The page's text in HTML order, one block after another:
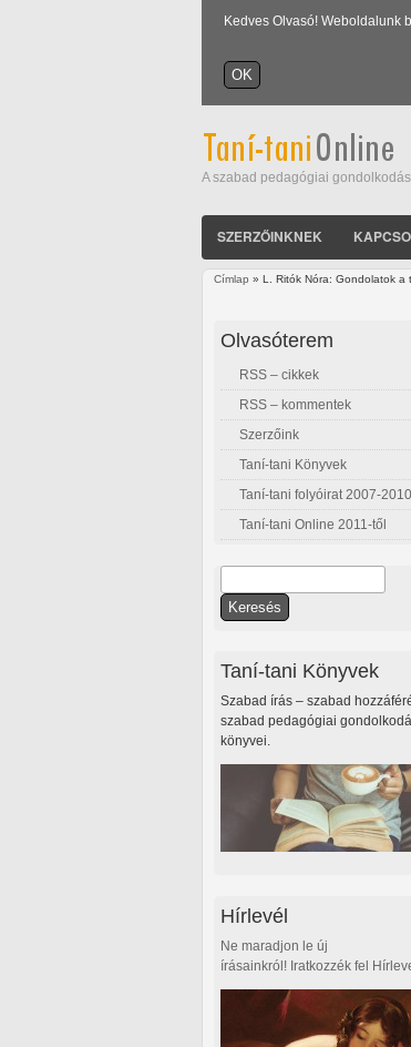
Kedves Olvasó! Weboldalunk
A szabad pedagógiai
SZERZŐINKNEK
Címlap » L. Ritók Nóra: Gondolatok a
Olvasóterem
RSS – cikkek
RSS – kommentek
Szerzőink
Taní-tani Könyvek
Taní-tani folyóirat 2007-2010
Taní-tani Online 2011-től
Keresés űrlap
Taní-tani Könyvek
Szabad írás – szabad
szabad pedagógiai
könyvei.
Hírlevél
Ne maradjon le új
írásainkról! Iratkozzék fel